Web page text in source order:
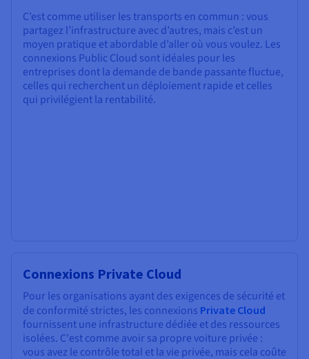
C’est comme utiliser les transports en commun : vous
partagez l’infrastructure avec d’autres, mais c’est un
moyen pratique et abordable d’aller où vous voulez. Les
connexions Public Cloud sont idéales pour les
entreprises dont la demande de bande passante fluctue,
celles qui recherchent un déploiement rapide et celles
qui privilégient la rentabilité.
Connexions Private Cloud
Pour les organisations ayant des exigences de sécurité et
de conformité strictes, les connexions Private Cloud
fournissent une infrastructure dédiée et des ressources
isolées. C'est comme avoir sa propre voiture privée :
vous avez le contrôle total et la vie privée, mais cela coûte